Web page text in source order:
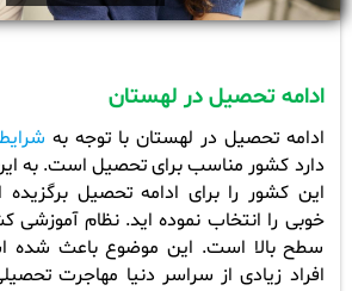
ادامه تحصیل در لهستان
ادامه تحصیل در لهستان با توجه به
دارد کشور مناسب برای تحصیل است. به
این کشور را برای ادامه تحصیل
خوبی را انتخاب نموده اید. نظام آموزشی
سطح بالا است. این موضوع باعث شده
افراد زیادی از سراسر دنیا مهاجرت